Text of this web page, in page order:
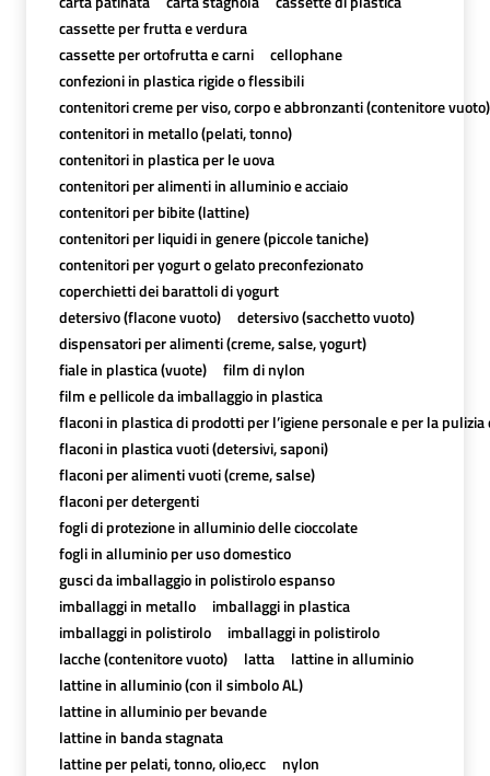
cassette per frutta e verdura
cassette per ortofrutta e carni
cellophane
confezioni in plastica rigide o flessibili
contenitori creme per viso, corpo e abbronzanti (contenitore vuoto)
contenitori in metallo (pelati, tonno)
contenitori in plastica per le uova
contenitori per alimenti in alluminio e acciaio
contenitori per bibite (lattine)
contenitori per liquidi in genere (piccole taniche)
contenitori per yogurt o gelato preconfezionato
coperchietti dei barattoli di yogurt
detersivo (flacone vuoto)
detersivo (sacchetto vuoto)
dispensatori per alimenti (creme, salse, yogurt)
fiale in plastica (vuote)
film di nylon
film e pellicole da imballaggio in plastica
flaconi in plastica di prodotti per l’igiene personale e per la pulizia
flaconi in plastica vuoti (detersivi, saponi)
flaconi per alimenti vuoti (creme, salse)
flaconi per detergenti
fogli di protezione in alluminio delle cioccolate
fogli in alluminio per uso domestico
gusci da imballaggio in polistirolo espanso
imballaggi in metallo
imballaggi in plastica
imballaggi in polistirolo
imballaggi in polistirolo
lacche (contenitore vuoto)
latta
lattine in alluminio
lattine in alluminio (con il simbolo AL)
lattine in alluminio per bevande
lattine in banda stagnata
lattine per pelati, tonno, olio,ecc
nylon